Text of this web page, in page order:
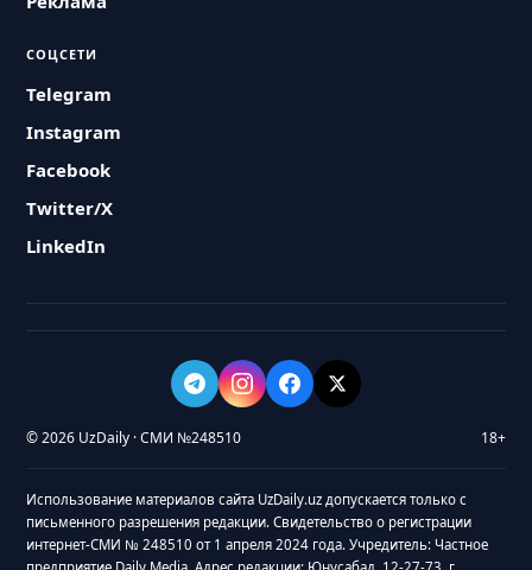
СОЦСЕТИ
Telegram
Instagram
Facebook
Twitter/X
LinkedIn
© 2026 UzDaily · СМИ №248510 18+
Использование материалов сайта UzDaily.uz допускается только с
письменного разрешения редакции. Свидетельство о регистрации
интернет-СМИ № 248510 от 1 апреля 2024 года. Учредитель: Частное